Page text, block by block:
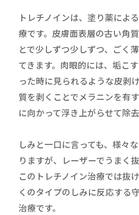
トレチノインは、塗り薬によ
療です。皮膚面表層の古い角
とで少しずつ少しずつ、ごく
てきます。肉眼的には、垢こ
った時に見られるような皮剥
質を剥くことでメラニンを有
に向かって浮き上がらせて除去
しみと一口に言っても、様々
りますが、レーザーでうまく
このトレチノイン治療では抜
くのタイプのしみに反応する
治療です。